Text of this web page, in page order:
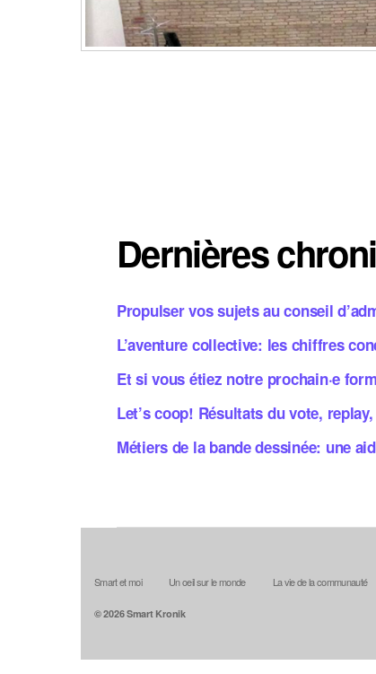
Dernières
Propulser vos sujets au conseil
L’aventure collective: les chiffres
Et si vous étiez notre prochain·e
Let’s coop! Résultats du vote,
Métiers de la bande dessinée: une
Smart et moi Un oeil sur le monde La vie de la communauté
© 2026Smart Kronik